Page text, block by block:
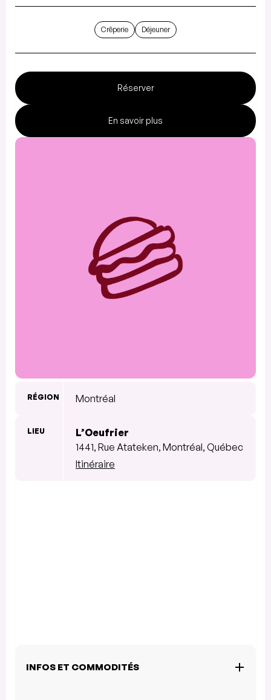
Crêperie Déjeuner
Réserver
En savoir plus
RÉGION Montréal
LIEU
L’Oeufrier
1441, Rue Atateken, Montréal, Québec
Itinéraire
INFOS ET COMMODITÉS